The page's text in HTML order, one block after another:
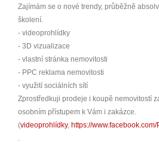
Zajímám se o nové trendy, průběžně
školení.
- videoprohlídky
- 3D vizualizace
- vlastní stránka nemovitosti
- PPC reklama nemovitosti
- využití sociálních sítí
Zprostředkuji prodeje i koupě nemovitostí
osobním přístupem k Vám i zakázce.
(videoprohlídky, https://